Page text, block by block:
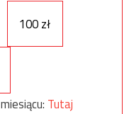
100 zł
Tutaj